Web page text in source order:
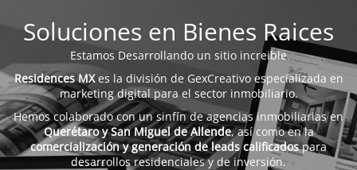
Soluciones en Bienes Raices
Estamos Desarrollando un sitio increible
Residences MXes la división de GexCreativo especializada en
marketing digital para el sector inmobiliario.
Hemos colaborado con un sinfín de agencias inmobiliarias en
Querétaro y San Miguel de Allende, así como en la
comercialización y generación de leads calificadospara
desarrollos residenciales y de inversión.